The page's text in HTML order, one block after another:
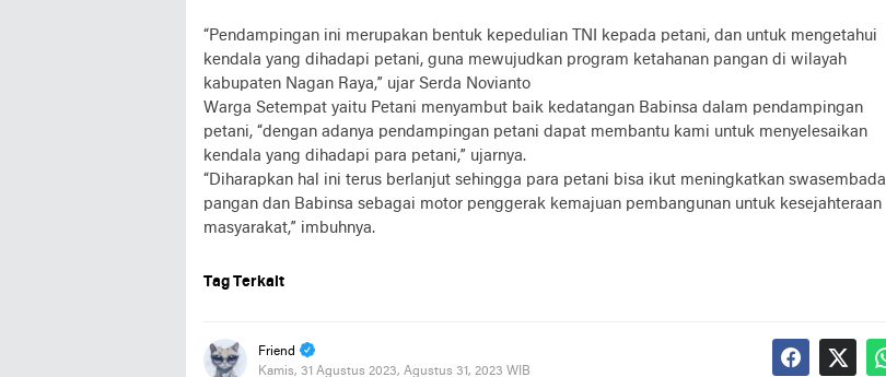
“Pendampingan ini merupakan bentuk kepedulian TNI kepada petani, dan untuk mengetahui
kendala yang dihadapi petani, guna mewujudkan program ketahanan pangan di wilayah
kabupaten Nagan Raya,” ujar Serda Novianto
Warga Setempat yaitu Petani menyambut baik kedatangan Babinsa dalam pendampingan
petani, “dengan adanya pendampingan petani dapat membantu kami untuk menyelesaikan
kendala yang dihadapi para petani,” ujarnya.
“Diharapkan hal ini terus berlanjut sehingga para petani bisa ikut meningkatkan swasembada
pangan dan Babinsa sebagai motor penggerak kemajuan pembangunan untuk kesejahteraan
masyarakat,” imbuhnya.
Tag Terkait
Friend
Kamis, 31 Agustus 2023, Agustus 31, 2023 WIB